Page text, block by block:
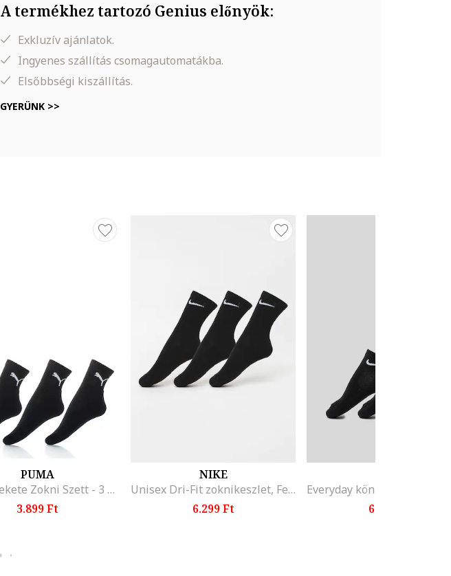
A termékhez tartozó Genius előnyök:
Exkluzív ajánlatok.
Ingyenes szállítás csomagautomatákba.
Elsőbbségi kiszállítás.
GYERÜNK >>
PUMA
Unisex Fekete Zokni Szett - 3 pár
3.899 Ft
NIKE
Unisex Dri-Fit zoknikeszlet, Fekete
6.299 Ft
6.899 Ft